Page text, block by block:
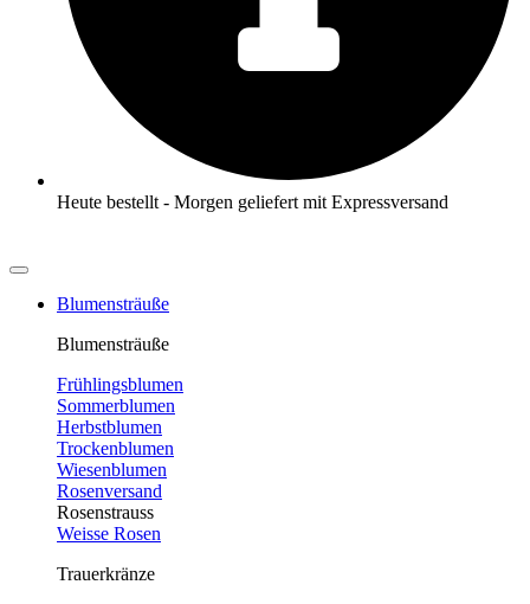
Heute bestellt - Morgen geliefert mit Expressversand
Blumensträuße
Blumensträuße
Frühlingsblumen
Sommerblumen
Herbstblumen
Trockenblumen
Wiesenblumen
Rosenversand
Rosenstrauss
Weisse Rosen
Trauerkränze